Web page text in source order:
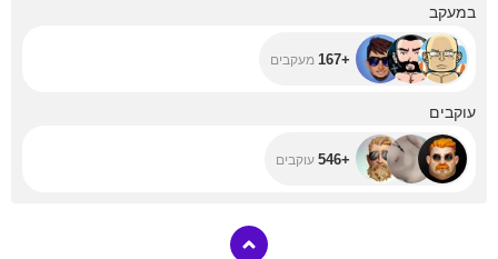
במעקב
+167 מעקבים
עוקבים
+546 עוקבים